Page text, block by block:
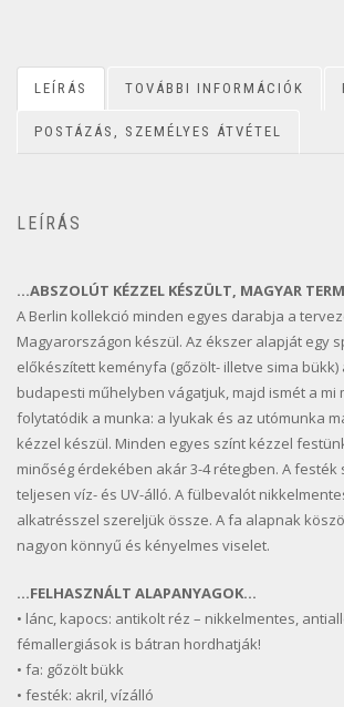
LEÍRÁS TOVÁBBI INFORMÁCIÓK
POSTÁZÁS, SZEMÉLYES ÁTVÉTEL
LEÍRÁS
…ABSZOLÚT KÉZZEL KÉSZÜLT, MAGYAR
A Berlin kollekció minden egyes darabja a
Magyarországon készül. Az ékszer alapját egy
előkészített keményfa (gőzölt- illetve sima bükk)
budapesti műhelyben vágatjuk, majd ismét a mi
folytatódik a munka: a lyukak és az utómunka
kézzel készül. Minden egyes színt kézzel
minőség érdekében akár 3-4 rétegben. A
teljesen víz- és UV-álló. A fülbevalót
alkatrésszel szereljük össze. A fa alapnak
nagyon könnyű és kényelmes viselet.
…FELHASZNÁLT ALAPANYAGOK…
• lánc, kapocs: antikolt réz – nikkelmentes,
fémallergiások is bátran hordhatják!
• fa: gőzölt bükk
• festék: akril, vízálló